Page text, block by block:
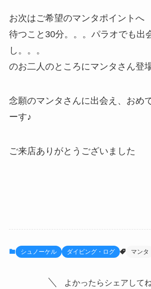
お次はご希望のマンタポイントへ
待つこと30分。。。パラオでも出
し。。。
のお二人のところにマンタさん登
念願のマンタさんに出会え、おめ
ーす♪
ご来店ありがとうございました
シュノーケル ダイビング・ログ マンタ
よかったらシェアしてね